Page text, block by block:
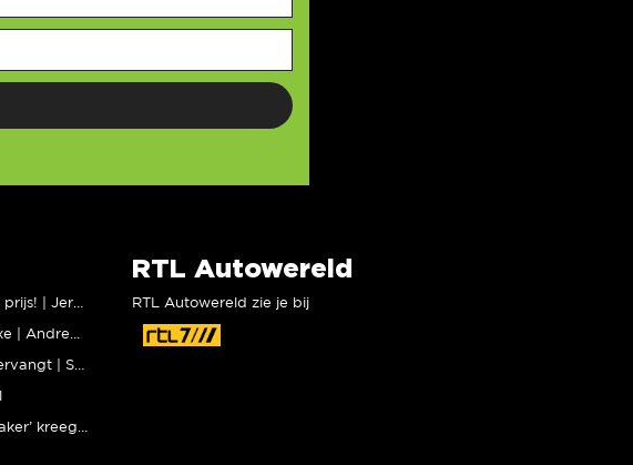
RTL Autowereld
RTL Autowereld zie je bij